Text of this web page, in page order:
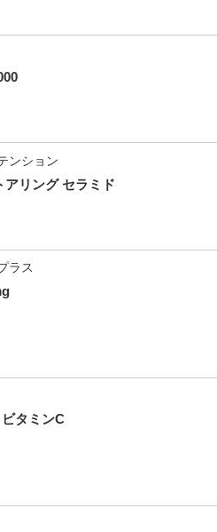
ンション
アリング セラミド
ラス
タミンC